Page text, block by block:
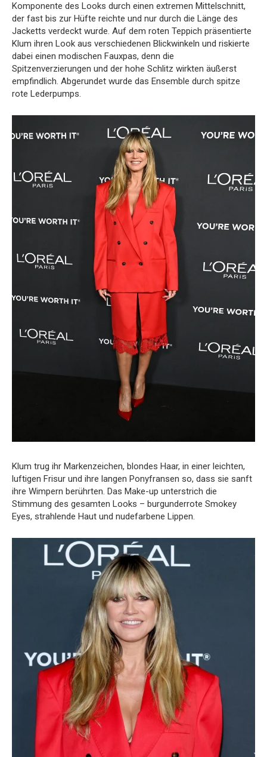
Komponente des Looks durch einen extremen Mittelschnitt,
der fast bis zur Hüfte reichte und nur durch die Länge des
Jacketts verdeckt wurde. Auf dem roten Teppich präsentierte
Klum ihren Look aus verschiedenen Blickwinkeln und riskierte
dabei einen modischen Fauxpas, denn die
Spitzenverzierungen und der hohe Schlitz wirkten äußerst
empfindlich. Abgerundet wurde das Ensemble durch spitze
rote Lederpumps.
Klum trug ihr Markenzeichen, blondes Haar, in einer leichten,
luftigen Frisur und ihre langen Ponyfransen so, dass sie sanft
ihre Wimpern berührten. Das Make-up unterstrich die
Stimmung des gesamten Looks – burgunderrote Smokey
Eyes, strahlende Haut und nudefarbene Lippen.